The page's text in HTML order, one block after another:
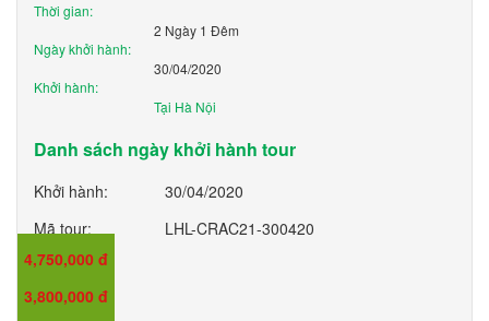
Thời gian:
2 Ngày 1 Đêm
Ngày khởi hành:
30/04/2020
Khởi hành:
Tại Hà Nội
Danh sách ngày khởi hành tour
Khởi hành:
30/04/2020
Mã tour:
LHL-CRAC21-300420
Giá:
4,750,000 đ
Giá trẻ em:
3,800,000 đ